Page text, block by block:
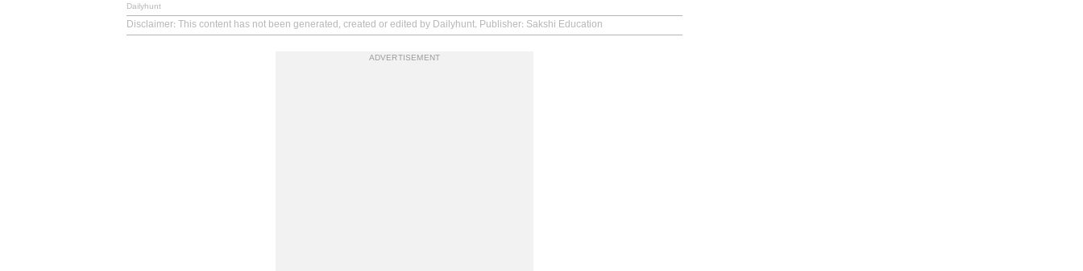
Dailyhunt
Disclaimer: This content has not been generated, created or edited by Dailyhunt. Publisher: Sakshi Education
ADVERTISEMENT